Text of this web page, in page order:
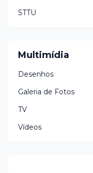
STTU
Multimídia
Desenhos
Galeria de Fotos
TV
Vídeos